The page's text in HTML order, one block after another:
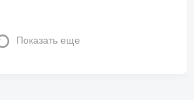
Показать еще